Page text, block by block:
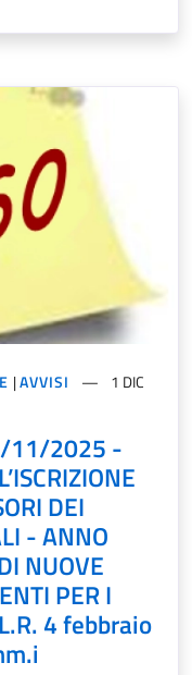
|AVVISI
1 DIC
11/2025 -
DEI
- ANNO
NUOVE
PER I
L.R. 4 febbraio